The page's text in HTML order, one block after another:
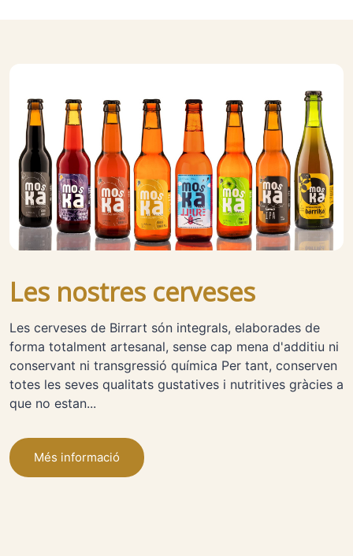
Les nostres cerveses
Les cerveses de Birrart són integrals, elaborades de
forma totalment artesanal, sense cap mena d'additiu ni
conservant ni transgressió química Per tant, conserven
totes les seves qualitats gustatives i nutritives gràcies a
que no estan...
Més informació